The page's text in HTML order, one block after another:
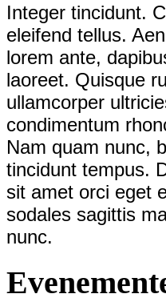
Integer tincidunt.
eleifend tellus.
lorem ante,
laoreet. Quisque
ullamcorper
condimentum
Nam quam nunc,
tincidunt tempus.
sit amet orci eget
sodales sagittis
nunc.